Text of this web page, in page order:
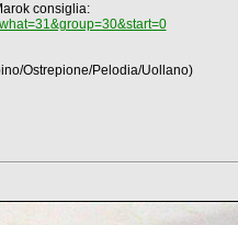
consiglia:
Ostrepione/Pelodia/Uollano)